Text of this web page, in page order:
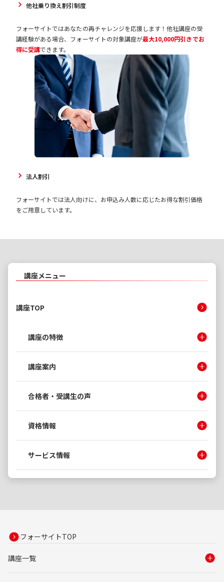
他社乗り換え割引制度
フォーサイトではあなたの再チャレンジを応援します！他社講座の受
講経験がある場合、フォーサイトの対象講座が最大10,000円引きでお
得に受講できます。
法人割引
フォーサイトでは法人向けに、お申込み人数に応じたお得な割引価格
をご用意しています。
講座メニュー
講座TOP
講座の特徴
講座案内
合格者・受講生の声
資格情報
サービス情報
フォーサイトTOP
講座一覧